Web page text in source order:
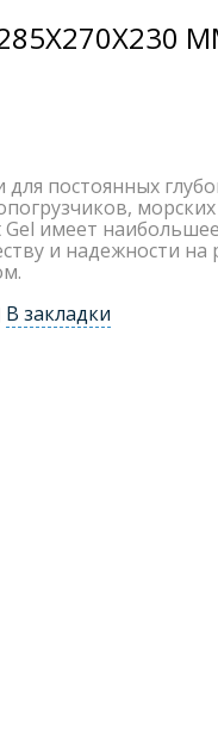
для постоянных
имеет
и надежности
В закладки